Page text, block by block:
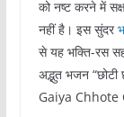
को नष्ट करने में
नहीं है। इस सुंदर
से यह भक्ति-रस
अद्भुत भजन
Gaiya Chhote